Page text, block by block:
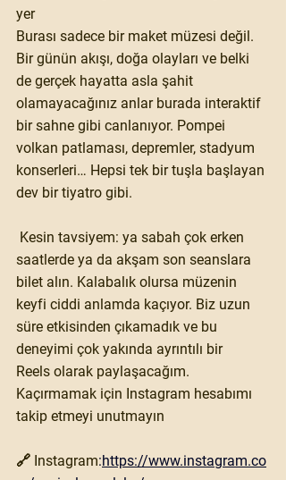
yer
Burası sadece bir maket müzesi değil.
Bir günün akışı, doğa olayları ve belki
de gerçek hayatta asla şahit
olamayacağınız anlar burada interaktif
bir sahne gibi canlanıyor. Pompei
volkan patlaması, depremler, stadyum
konserleri… Hepsi tek bir tuşla başlayan
dev bir tiyatro gibi.
Kesin tavsiyem: ya sabah çok erken
saatlerde ya da akşam son seanslara
bilet alın. Kalabalık olursa müzenin
keyfi ciddi anlamda kaçıyor. Biz uzun
süre etkisinden çıkamadık ve bu
deneyimi çok yakında ayrıntılı bir
Reels olarak paylaşacağım.
Kaçırmamak için Instagram hesabımı
takip etmeyi unutmayın
🔗 Instagram:https://www.instagram.co